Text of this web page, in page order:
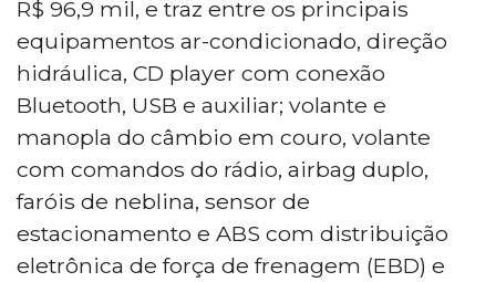
R$ 96,9 mil, e traz entre os principais
equipamentos ar-condicionado, direção
hidráulica, CD player com conexão
Bluetooth, USB e auxiliar; volante e
manopla do câmbio em couro, volante
com comandos do rádio, airbag duplo,
faróis de neblina, sensor de
estacionamento e ABS com distribuição
eletrônica de força de frenagem (EBD) e